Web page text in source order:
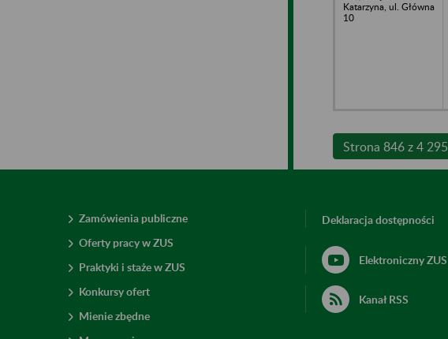
Katarzyna, ul. Główna
10
Strona 846 z 4 295
Zamówienia publiczne
Oferty pracy w ZUS
Praktyki i staże w ZUS
Konkursy ofert
Mienie zbędne
Deklaracja dostępności
Elektroniczny ZUS
Kanał RSS